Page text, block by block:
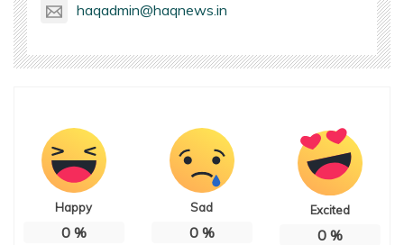
haqadmin@haqnews.in
Happy
0%
Sad
0%
Excited
0%